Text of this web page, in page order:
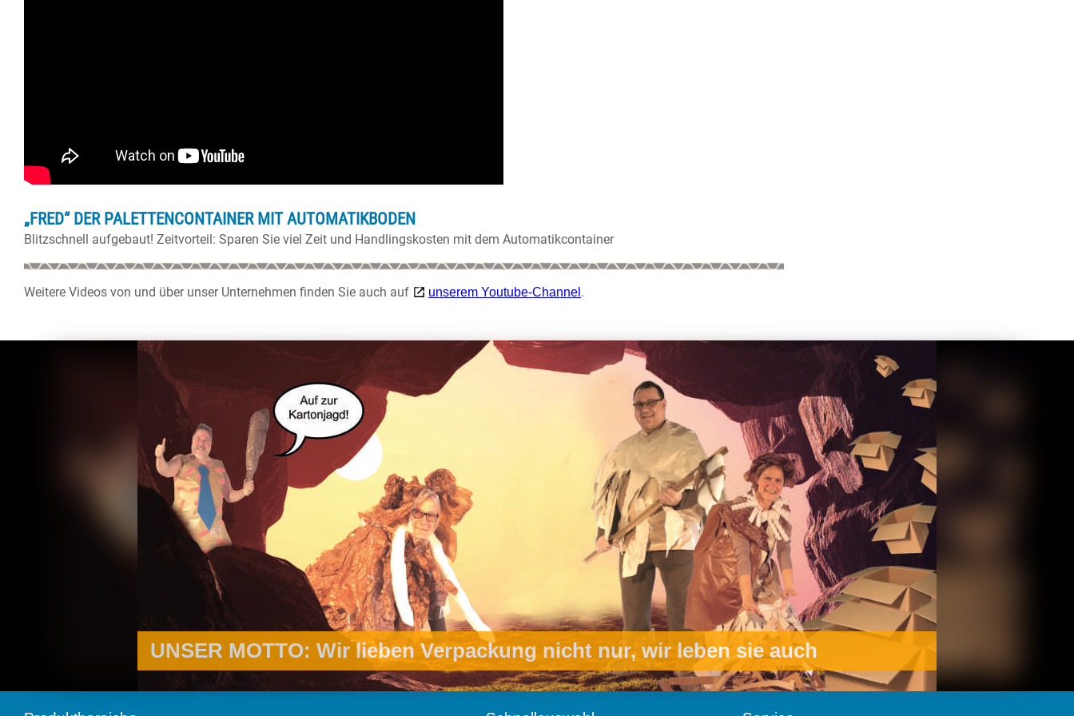
„FRED“ DER PALETTENCONTAINER MIT AUTOMATIKBODEN
Blitzschnell aufgebaut! Zeitvorteil: Sparen Sie viel Zeit und Handlingskosten mit dem Automatikcontainer
Weitere Videos von und über unser Unternehmen finden Sie auch auf unserem Youtube-Channel .